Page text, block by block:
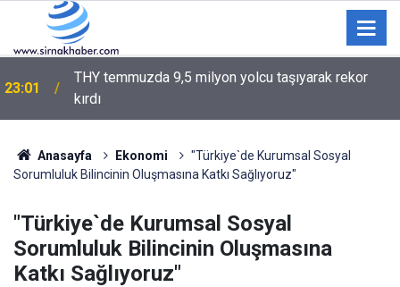
23:01
THY temmuzda 9,5 milyon yolcu taşıyarak rekor
kırdı
22:12
Hakkari’de 253 kilogram esrar ele geçirildi
Anasayfa Ekonomi
"Türkiye`de Kurumsal Sosyal
Sorumluluk Bilincinin Oluşmasına Katkı Sağlıyoruz"
"Türkiye`de Kurumsal Sosyal
Sorumluluk Bilincinin Oluşmasına
Katkı Sağlıyoruz"